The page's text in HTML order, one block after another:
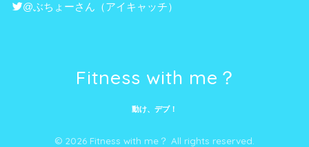
@ぶちょーさん（アイキャッチ）
Fitness with me？
動け、デブ！
© 2026 Fitness with me？ All rights reserved.